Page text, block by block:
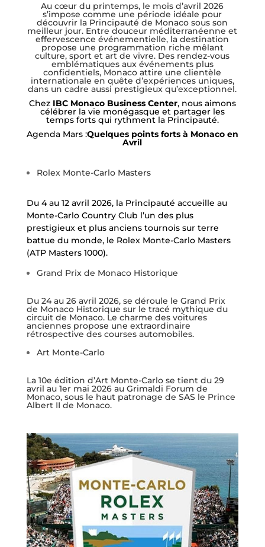
Au cœur du printemps, le mois d’avril 2026
s’impose comme une période idéale pour
découvrir la Principauté de Monaco sous son
meilleur jour. Entre douceur méditerranéenne et
effervescence événementielle, la destination
propose une programmation riche mêlant
culture, sport et art de vivre. Des rendez-vous
emblématiques aux événements plus
confidentiels, Monaco attire une clientèle
internationale en quête d’expériences uniques,
dans un cadre aussi prestigieux qu’exceptionnel.
Chez IBC Monaco Business Center, nous aimons
célébrer la vie monégasque et partager les
temps forts qui rythment la Principauté.
Agenda Mars :Quelques points forts à Monaco en
Avril
Rolex Monte-Carlo Masters
Du 4 au 12 avril 2026, la Principauté accueille au
Monte-Carlo Country Club l’un des plus
prestigieux et plus anciens tournois sur terre
battue du monde, le Rolex Monte-Carlo Masters
(ATP Masters 1000).
Grand Prix de Monaco Historique
Du 24 au 26 avril 2026, se déroule le Grand Prix
de Monaco Historique sur le tracé mythique du
circuit de Monaco. Le charme des voitures
anciennes propose une extraordinaire
rétrospective des courses automobiles.
Art Monte-Carlo
La 10e édition d’Art Monte-Carlo se tient du 29
avril au 1er mai 2026 au Grimaldi Forum de
Monaco, sous le haut patronage de SAS le Prince
Albert II de Monaco.